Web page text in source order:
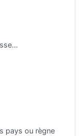
pays ou règne